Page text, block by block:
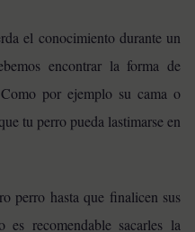
el conocimiento durante un
encontrar la forma de
por ejemplo su cama o
tu perro pueda lastimarse en
perro hasta que finalicen sus
recomendable sacarles la